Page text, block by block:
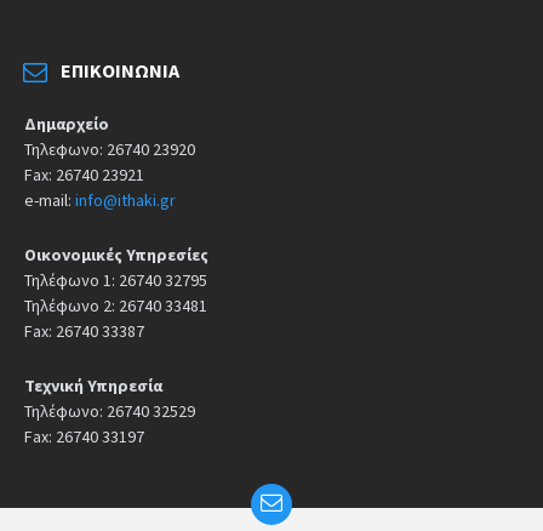
ΕΠΙΚΟΙΝΩΝΊΑ
Δημαρχείο
Τηλεφωνο: 26740 23920
Fax: 26740 23921
e-mail: info@ithaki.gr
Οικονομικές Υπηρεσίες
Τηλέφωνο 1: 26740 32795
Τηλέφωνο 2: 26740 33481
Fax: 26740 33387
Τεχνική Υπηρεσία
Τηλέφωνο: 26740 32529
Fax: 26740 33197